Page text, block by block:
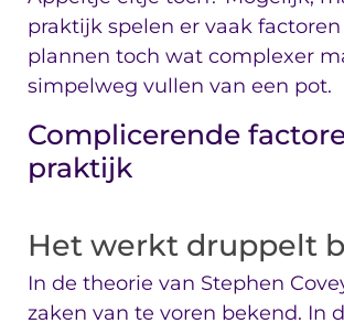
praktijk spelen er vaak
plannen toch wat complexer
simpelweg vullen van een pot.
Complicerende
praktijk
Het werkt druppelt
In de theorie van Stephen
zaken van te voren bekend. In